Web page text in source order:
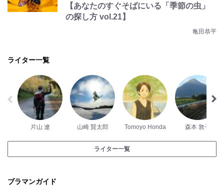
【あなたのすぐそばにいる「季節の虫」
の探し方 vol.21】
亀田恭平
ライター一覧
片山 遼 山崎 賢太郎 Tomoyo Honda 森本 敦子
ライター一覧
ブラマンガイド